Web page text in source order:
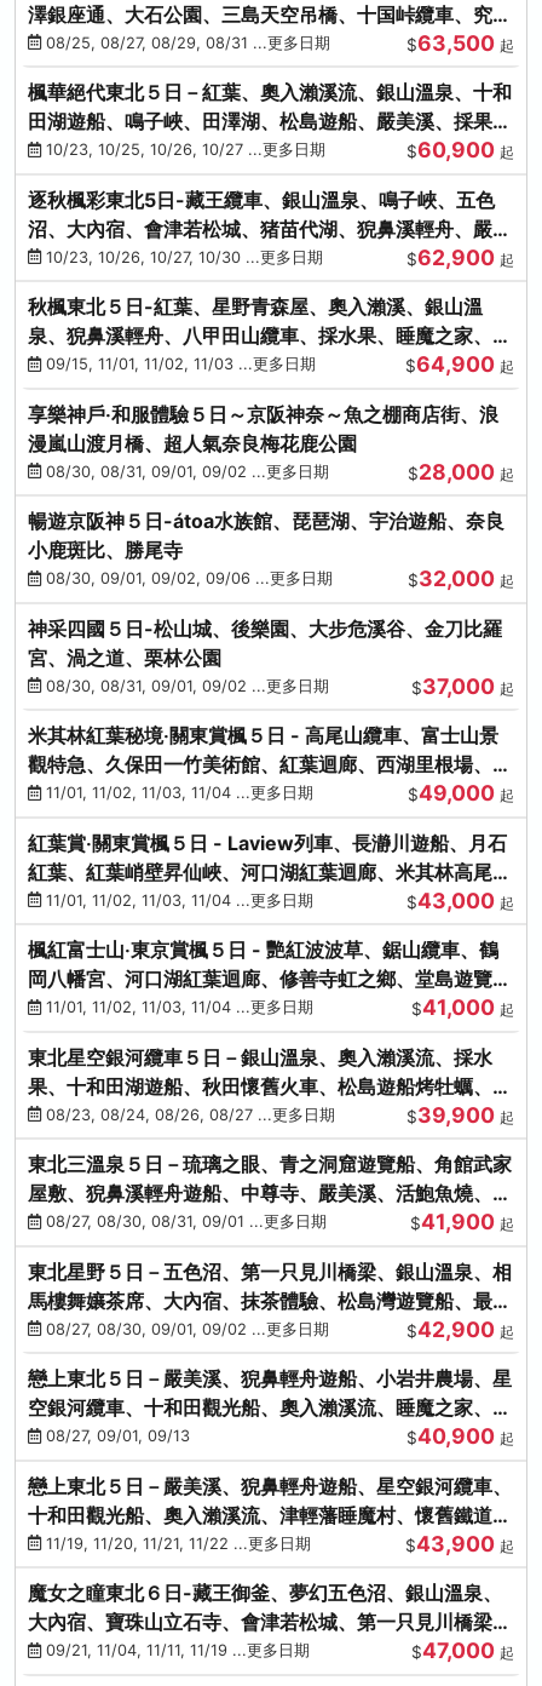
澤銀座通、大石公園、三島天空吊橋、十国峠纜車、究極
海鮮食べ放題
08/25, 08/27, 08/29, 08/31 ...更多日期 $63,500 起
楓華絕代東北５日－紅葉、奧入瀨溪流、銀山溫泉、十和
田湖遊船、鳴子峽、田澤湖、松島遊船、嚴美溪、採果烤
牡蠣10/23, 10/25, 10/26, 10/27 ...更多日期 $60,900 起
逐秋楓彩東北5日-藏王纜車、銀山溫泉、鳴子峽、五色
沼、大內宿、會津若松城、猪苗代湖、猊鼻溪輕舟、嚴美
溪、松島海灣遊船
10/23, 10/26, 10/27, 10/30 ...更多日期 $62,900 起
秋楓東北５日-紅葉、星野青森屋、奧入瀨溪、銀山溫
泉、猊鼻溪輕舟、八甲田山纜車、採水果、睡魔之家、法
式料理(不進免稅店)
09/15, 11/01, 11/02, 11/03 ...更多日期 $64,900 起
享樂神戶‧和服體驗５日～京阪神奈～魚之棚商店街、浪
漫嵐山渡月橋、超人氣奈良梅花鹿公園
08/30, 08/31, 09/01, 09/02 ...更多日期 $28,000 起
暢遊京阪神５日-átoa水族館、琵琶湖、宇治遊船、奈良
小鹿斑比、勝尾寺
08/30, 09/01, 09/02, 09/06 ...更多日期 $32,000 起
神采四國５日-松山城、後樂園、大步危溪谷、金刀比羅
宮、渦之道、栗林公園
08/30, 08/31, 09/01, 09/02 ...更多日期 $37,000 起
米其林紅葉秘境‧關東賞楓５日 - 高尾山纜車、富士山景
觀特急、久保田一竹美術館、紅葉迴廊、西湖里根場、銀
杏大道
11/01, 11/02, 11/03, 11/04 ...更多日期 $49,000 起
紅葉賞‧關東賞楓５日 - Laview列車、長瀞川遊船、月石
紅葉、紅葉峭壁昇仙峽、河口湖紅葉迴廊、米其林高尾
山、海鮮盛宴
11/01, 11/02, 11/03, 11/04 ...更多日期 $43,000 起
楓紅富士山‧東京賞楓５日 - 艷紅波波草、鋸山纜車、鶴
岡八幡宮、河口湖紅葉迴廊、修善寺虹之鄉、堂島遊覽
船、熱海梅園
11/01, 11/02, 11/03, 11/04 ...更多日期 $41,000 起
東北星空銀河纜車５日－銀山溫泉、奧入瀨溪流、採水
果、十和田湖遊船、秋田懷舊火車、松島遊船烤牡蠣、嚴
美溪、螃蟹本家
08/23, 08/24, 08/26, 08/27 ...更多日期 $39,900 起
東北三溫泉５日－琉璃之眼、青之洞窟遊覽船、角館武家
屋敷、猊鼻溪輕舟遊船、中尊寺、嚴美溪、活鮑魚燒、烤
牡蠣、握壽司體驗
08/27, 08/30, 08/31, 09/01 ...更多日期 $41,900 起
東北星野５日－五色沼、第一只見川橋梁、銀山溫泉、相
馬樓舞孃茶席、大內宿、抹茶體驗、松島灣遊覽船、最上
川輕舟、螃蟹御膳
08/27, 08/30, 09/01, 09/02 ...更多日期 $42,900 起
戀上東北５日－嚴美溪、猊鼻輕舟遊船、小岩井農場、星
空銀河纜車、十和田觀光船、奧入瀨溪流、睡魔之家、朱
紅社殿（仙台／青森）
08/27, 09/01, 09/13 $40,900 起
戀上東北５日－嚴美溪、猊鼻輕舟遊船、星空銀河纜車、
十和田觀光船、奧入瀨溪流、津輕藩睡魔村、懷舊鐵道
（青森／仙台）
11/19, 11/20, 11/21, 11/22 ...更多日期 $43,900 起
魔女之瞳東北６日-藏王御釜、夢幻五色沼、銀山溫泉、
大內宿、寶珠山立石寺、會津若松城、第一只見川橋梁、
燒肉吃到飽
09/21, 11/04, 11/11, 11/19 ...更多日期 $47,000 起